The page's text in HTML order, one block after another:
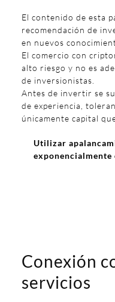
El contenido de esta
recomendación de
en nuevos
El comercio con
alto riesgo y no es
de inversionistas.
Antes de invertir se
de experiencia,
únicamente capital
Utilizar
exponencialmente
Conexión
servicios